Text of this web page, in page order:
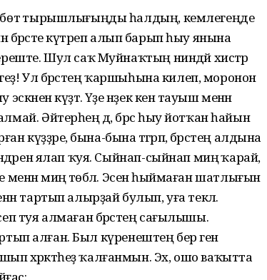
тырышлығыңды һалдың, кемлегеңде
бәрәсте күтәреп алып барып һыу янына
Шул саҡ Муйнаҡтың ниндәй хистәр
Ул бәрәстең ҡаршыһына килеп, моронон
күҙәтә. Үҙе нәҙек кенә тауыш менән
Әйтерһең дә, бәрәс һыу йотҡан һайын
күҙҙәре, бына-бына тәгәрәп, бәрәстең алдына
ялап ҡуя. Сыйнап-сыйнап миңә ҡарай,
менән миңә төбәлә. Эсенә һыймаған шатлығын
тартып алырҙай булып, уға текәлә.
туя алмаған бәрәстең сағылышы.
алған. Был күренештең бер генә
хәрәкәтһеҙ ҡалғанмын. Эх, ошо ваҡытта